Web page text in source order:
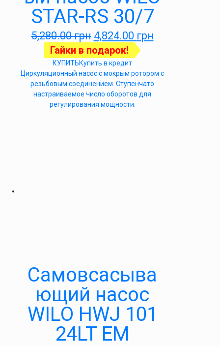
STAR-RS 30/7
5,280.00грн 4,824.00 грн
Гайки в подарок!
КУПИТЬКупить в кредит
Циркуляционный насос с мокрым ротором с
резьбовым соединением. Ступенчато
настраиваемое число оборотов для
регулирования мощности.
Самовсасыва
ющий насос
WILO HWJ 101
24LT EM